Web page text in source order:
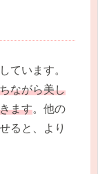
ています。
ながら美し
ます。他の
ると、より